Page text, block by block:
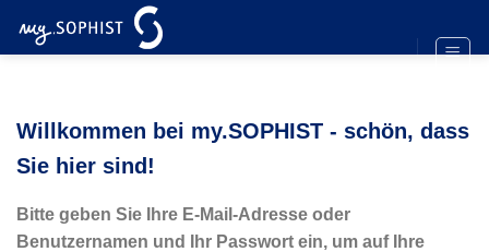
Inhalt
Willkommen bei my.SOPHIST - schön, dass
Sie hier sind!
Bitte geben Sie Ihre E-Mail-Adresse oder
Benutzernamen und Ihr Passwort ein, um auf Ihre